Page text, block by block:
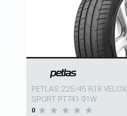
PETLAS 225/45 R18 VELOX
SPORT PT741 91W
0